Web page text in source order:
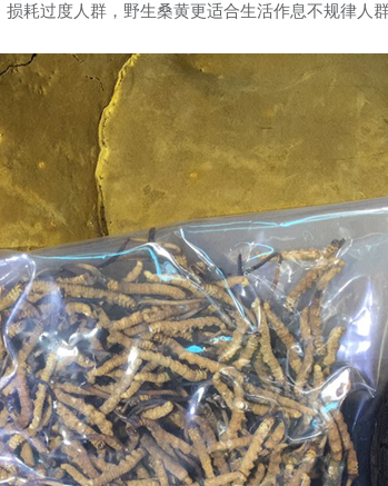
耗过度人群，野生桑黄更适合生活作息不规律人